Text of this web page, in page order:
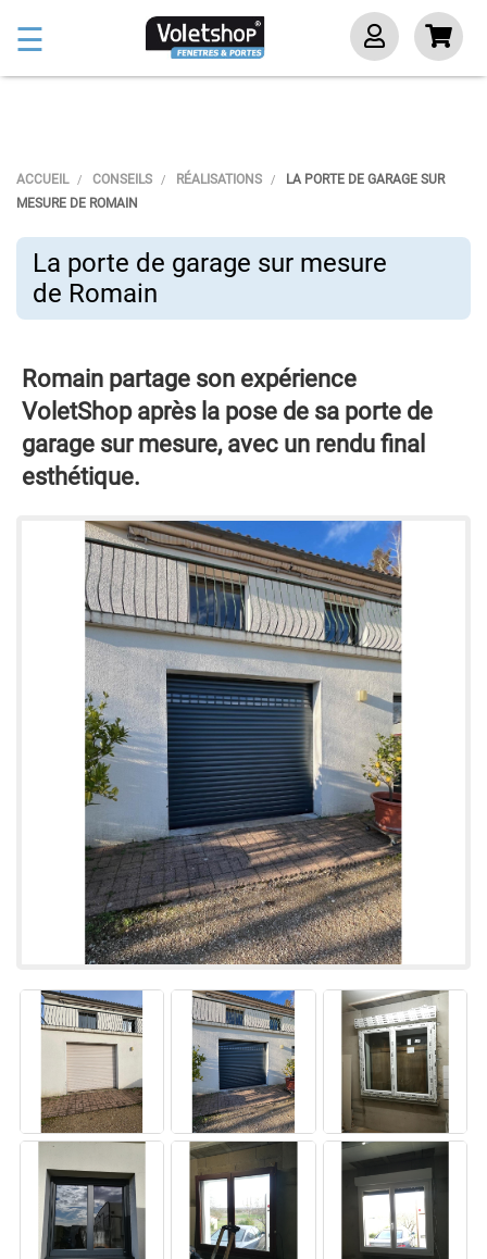
Basculer
la
☰
ACCUEIL CONSEILS RÉALISATIONS
LA PORTE DE GARAGE SUR
MESURE DE ROMAIN
La porte de garage sur mesure
de Romain
Romain partage son expérience
VoletShop après la pose de sa porte de
garage sur mesure, avec un rendu final
esthétique.